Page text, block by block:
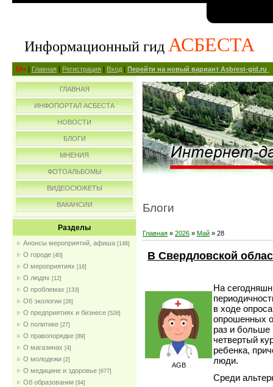
Информационный гид АСБЕСТА
14+ | Главная | Регистрация | Вход | Перейти на новый вариант Asbrest-gid.ru
ГЛАВНАЯ
ИНФОПОРТАЛ АСБЕСТА
НОВОСТИ
БЛОГИ
МНЕНИЯ
ФОТОАЛЬБОМЫ
ВИДЕОСЮЖЕТЫ
ВАКАНСИИ
Разделы
Анонсы мероприятий, афиша [148]
О городе [40]
О мероприятиях [16]
О людях [12]
О проблемах [133]
Об экологии [26]
О предприятиях и бизнесе [526]
О политике [27]
О правопорядке [89]
О магазинах [4]
О молодежи [2]
О медицине и здоровье [677]
Об образовании [94]
Блоги
Главная » 2026 » Май » 28
В Свердловской
AGB
На
в ходе
опрошенных
раз и больше
четвертый
ребенка,
люди.
Среди